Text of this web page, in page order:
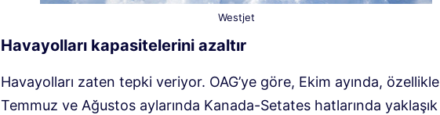
Westjet
Havayolları kapasitelerini azaltır
Havayolları zaten tepki veriyor. OAG’ye göre, Ekim ayında, özellikle
Temmuz ve Ağustos aylarında Kanada-Setates hatlarında yaklaşık